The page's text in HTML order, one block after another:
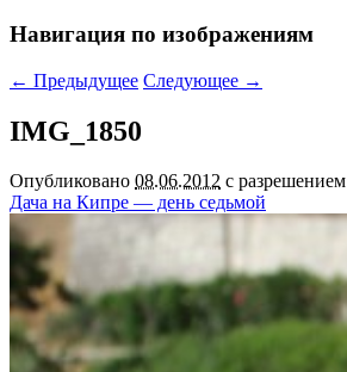
Навигация по изображениям
← Предыдущее Следующее →
IMG_1850
Опубликовано 08.06.2012 с разрешением
Дача на Кипре — день седьмой